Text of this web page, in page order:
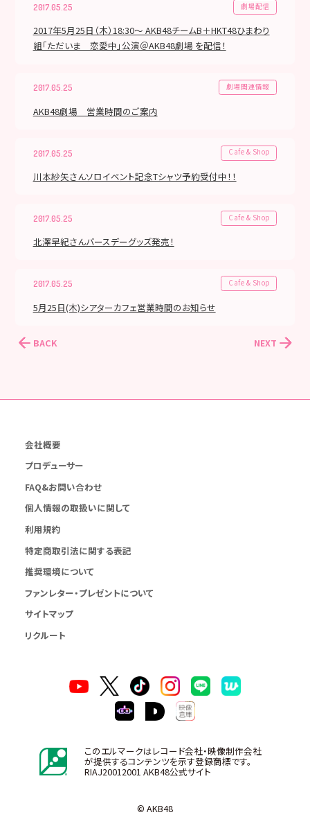
2017.05.25 劇場配信
2017年5月25日（木）18:30～ AKB48チームB＋HKT48ひまわり
組「ただいま 恋愛中」公演＠AKB48劇場 を配信！
2017.05.25 劇場関連情報
AKB48劇場 営業時間のご案内
2017.05.25 Cafe & Shop
川本紗矢さんソロイベント記念Tシャツ予約受付中！！
2017.05.25 Cafe & Shop
北澤早紀さんバースデーグッズ発売！
2017.05.25 Cafe & Shop
5月25日(木)シアターカフェ営業時間のお知らせ
BACK NEXT
会社概要
プロデューサー
FAQ&お問い合わせ
個人情報の取扱いに関して
利用規約
特定商取引法に関する表記
推奨環境について
ファンレター・プレゼントについて
サイトマップ
リクルート
このエルマークはレコード会社・映像制作会社
が提供するコンテンツを示す登録商標です。
RIAJ20012001 AKB48公式サイト
© AKB48